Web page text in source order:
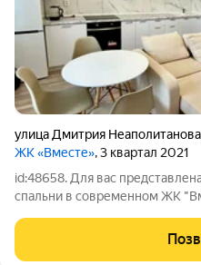
улица Дмитрия Неаполитанова
ЖК «Вместе», 3 квартал 2021
id:48658. Для вас
спальни в современном ЖК
Окна выходят на две
остается вся